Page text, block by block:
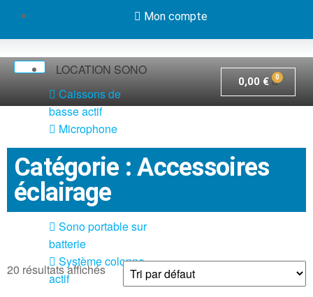
Mon compte
LOCATION SONO
Caissons de
basse actif
Microphone
Pack système
sono actif
Pieds et câbles
Sono portable sur
batterie
Système colonne
actif
0,00 €
Catégorie : Accessoires
éclairage
20 résultats affichés